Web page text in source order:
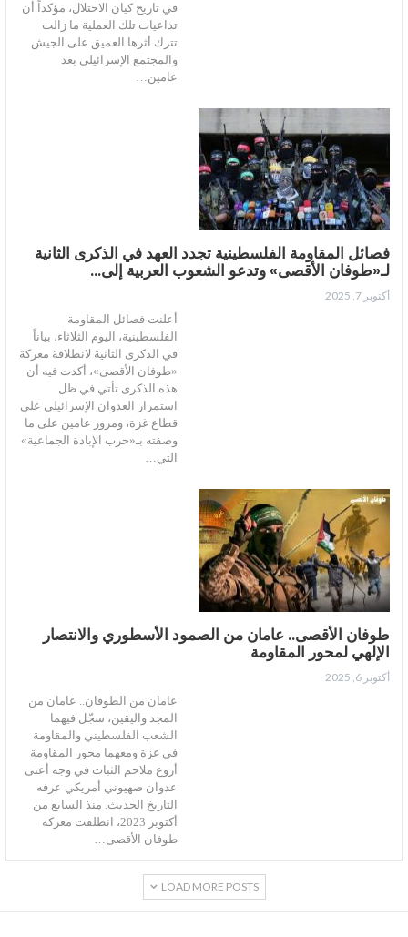
في تاريخ كيان الاحتلال، مؤكداً أن
تداعيات تلك العملية ما زالت
تترك أثرها العميق على الجيش
والمجتمع الإسرائيلي بعد
عامين…
فصائل المقاومة الفلسطينية تجدد العهد في الذكرى الثانية
لـ«طوفان الأقصى» وتدعو الشعوب العربية إلى…
أكتوبر 7, 2025
أعلنت فصائل المقاومة
الفلسطينية، اليوم الثلاثاء، بياناً
في الذكرى الثانية لانطلاقة معركة
«طوفان الأقصى»، أكدت فيه أن
هذه الذكرى تأتي في ظل
استمرار العدوان الإسرائيلي على
قطاع غزة، ومرور عامين على ما
وصفته بـ«حرب الإبادة الجماعية»
التي…
طوفان الأقصى.. عامان من الصمود الأسطوري والانتصار
الإلهي لمحور المقاومة
أكتوبر 6, 2025
عامان من الطوفان.. عامان من
المجد واليقين، سجّل فيهما
الشعب الفلسطيني والمقاومة
في غزة ومعهما محور المقاومة
أروع ملاحم الثبات في وجه أعتى
عدوان صهيوني أمريكي عرفه
التاريخ الحديث. منذ السابع من
أكتوبر 2023، انطلقت معركة
طوفان الأقصى…
LOAD MORE POSTS